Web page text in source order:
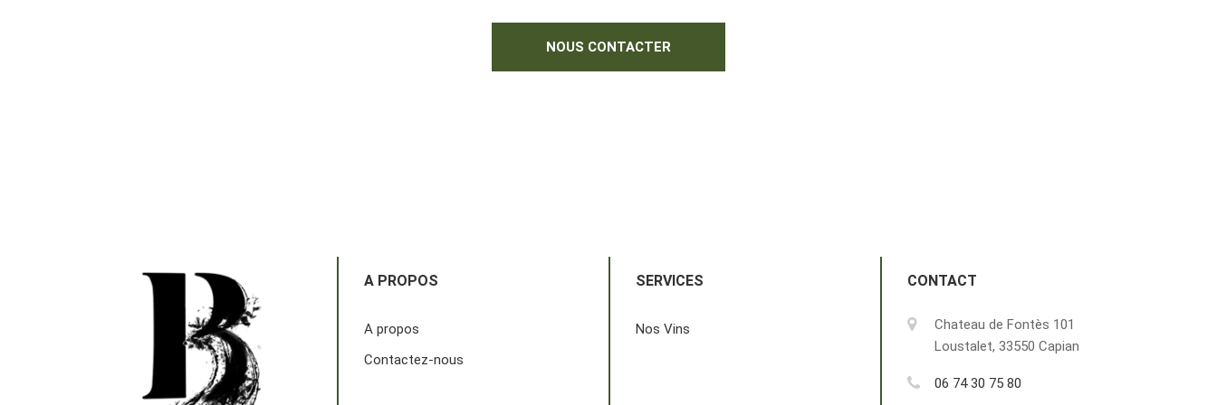
NOUS CONTACTER
A PROPOS
A propos
Contactez-nous
SERVICES
Nos Vins
CONTACT
Chateau de Fontès 101
Loustalet, 33550 Capian
06 74 30 75 80